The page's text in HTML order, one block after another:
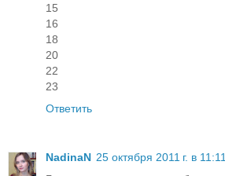
15
16
18
20
22
23
Ответить
NadinaN 25 октября 2011 г. в 11:11